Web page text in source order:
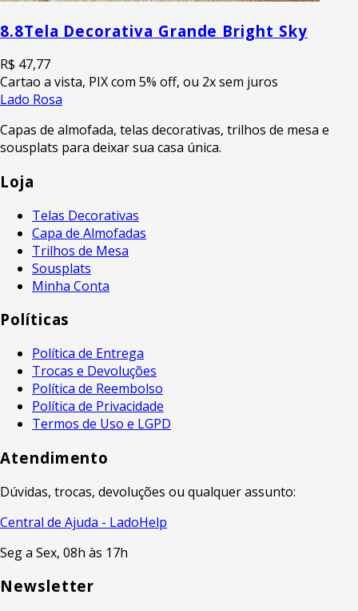
8.8Tela Decorativa Grande Bright Sky
R$ 47,77
Cartao a vista, PIX com 5% off, ou 2x sem juros
Lado Rosa
Capas de almofada, telas decorativas, trilhos de mesa e
sousplats para deixar sua casa única.
Loja
Telas Decorativas
Capa de Almofadas
Trilhos de Mesa
Sousplats
Minha Conta
Políticas
Política de Entrega
Trocas e Devoluções
Política de Reembolso
Política de Privacidade
Termos de Uso e LGPD
Atendimento
Dúvidas, trocas, devoluções ou qualquer assunto:
Central de Ajuda - LadoHelp
Seg a Sex, 08h às 17h
Newsletter